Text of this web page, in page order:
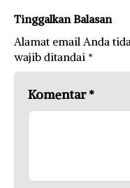
Tinggalkan Balasan
Alamat email Anda
wajib ditandai *
Komentar*